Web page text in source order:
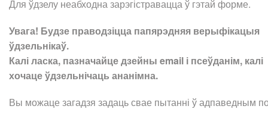
Для ўдзелу неабходна зарэгістравацца ў гэтай форме.
Увага! Будзе праводзіцца папярэдняя верыфікацыя
ўдзельнікаў.
Калі ласка, пазначайце дзейны email і псеўданім, калі
хочаце ўдзельнічаць ананімна.
Вы можаце загадзя задаць свае пытанні ў адпаведным